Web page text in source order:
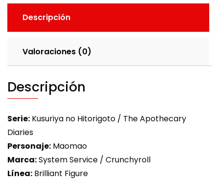
Descripción
Valoraciones (0)
Descripción
Serie: Kusuriya no Hitorigoto / The Apothecary
Diaries
Personaje: Maomao
Marca:System Service / Crunchyroll
Línea: Brilliant Figure